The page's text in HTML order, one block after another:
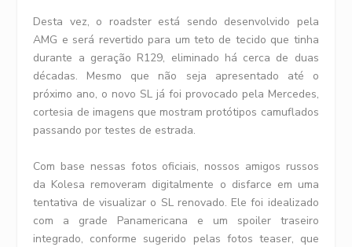
Desta vez, o roadster está sendo desenvolvido pela
AMG e será revertido para um teto de tecido que tinha
durante a geração R129, eliminado há cerca de duas
décadas. Mesmo que não seja apresentado até o
próximo ano, o novo SL já foi provocado pela Mercedes,
cortesia de imagens que mostram protótipos camuflados
passando por testes de estrada.
Com base nessas fotos oficiais, nossos amigos russos
da Kolesa removeram digitalmente o disfarce em uma
tentativa de visualizar o SL renovado. Ele foi idealizado
com a grade Panamericana e um spoiler traseiro
integrado, conforme sugerido pelas fotos teaser, que